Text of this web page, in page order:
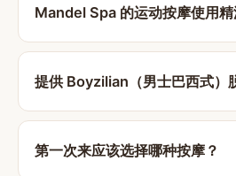
Mandel Spa 的运动按摩使用精
提供 Boyzilian（男士巴西式）
第一次来应该选择哪种按摩？